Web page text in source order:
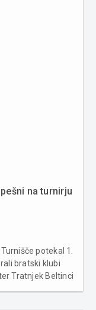
na turnirju
potekal 1.
bratski klubi
Tratnjek Beltinci